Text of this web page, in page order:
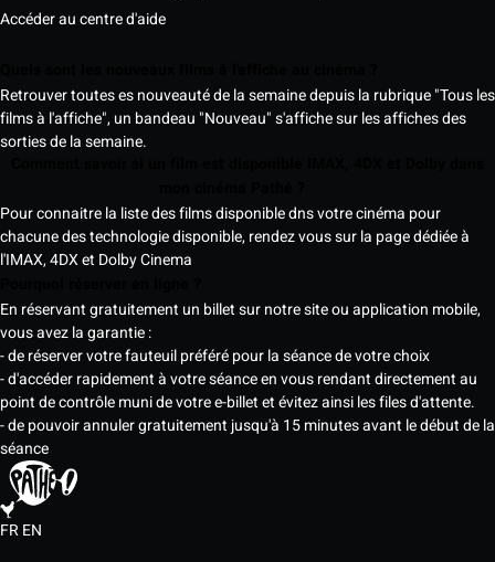
Accéder au centre d'aide
Retrouver toutes es nouveauté de la semaine depuis la rubrique "Tous les
films à l'affiche", un bandeau "Nouveau" s'affiche sur les affiches des
sorties de la semaine.
Pour connaitre la liste des films disponible dns votre cinéma pour
chacune des technologie disponible, rendez vous sur la page dédiée à
l'IMAX, 4DX et Dolby Cinema
En réservant gratuitement un billet sur notre site ou application mobile,
vous avez la garantie :
- de réserver votre fauteuil préféré pour la séance de votre choix
- d'accéder rapidement à votre séance en vous rendant directement au
point de contrôle muni de votre e-billet et évitez ainsi les files d'attente.
- de pouvoir annuler gratuitement jusqu'à 15 minutes avant le début de la
séance
FREN